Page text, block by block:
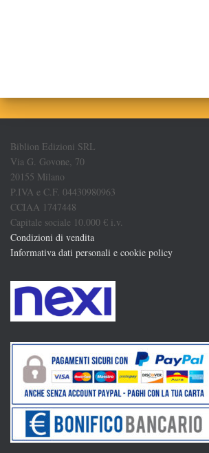
Biblion Edizioni SRL
Via G. Govone, 70
20155 Milano
P.IVA e C.F. 04430980963
CCIAA 1747448
Capitale sociale 10.000 € i.v.
Condizioni di vendita
Informativa dati personali e cookie policy